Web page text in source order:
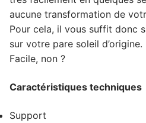
aucune transformation de
Pour cela, il vous suffit donc
sur votre pare soleil d’origine.
Facile, non ?
Caractéristiques techniques
Support